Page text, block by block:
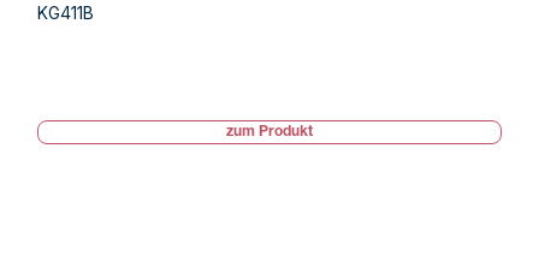
KG411B
zum Produkt